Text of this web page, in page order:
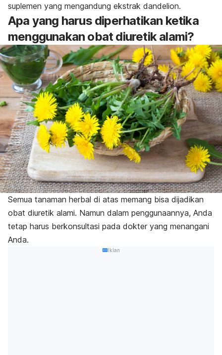
suplemen yang mengandung ekstrak dandelion.
Apa yang harus diperhatikan ketika
menggunakan obat diuretik alami?
Semua tanaman herbal di atas memang bisa dijadikan
obat diuretik alami. Namun dalam penggunaannya, Anda
tetap harus berkonsultasi pada dokter yang menangani
Anda.
Iklan